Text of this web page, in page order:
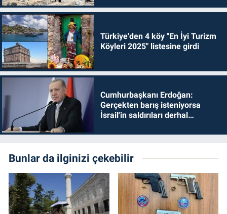
Türkiye'den 4 köy "En İyi Turizm
Köyleri 2025" listesine girdi
Cumhurbaşkanı Erdoğan:
Gerçekten barış isteniyorsa
İsrail'in saldırıları derhal
Bunlar da ilginizi çekebilir